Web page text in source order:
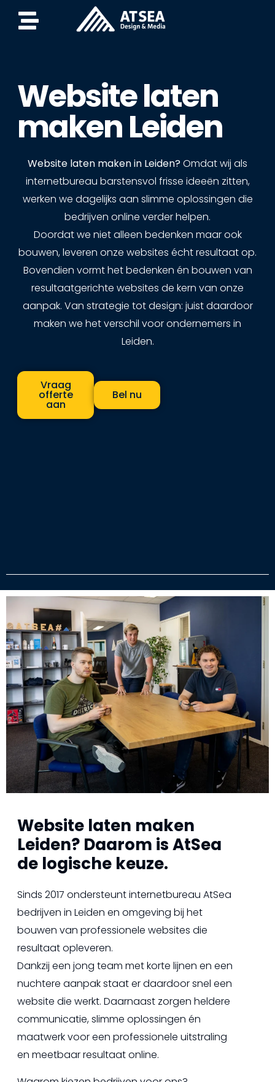
Website laten
maken Leiden
Website laten maken in Leiden?Omdat wij als
internetbureau barstensvol frisse ideeën zitten,
werken we dagelijks aan slimme oplossingen die
bedrijven online verder helpen.
Doordat we niet alleen bedenken maar ook
bouwen, leveren onze websites écht resultaat op.
Bovendien vormt het bedenken én bouwen van
resultaatgerichte websites de kern van onze
aanpak. Van strategie tot design: juist daardoor
maken we het verschil voor ondernemers in
Leiden.
Vraag
offerte
aan
Bel nu
Website laten maken
Leiden? Daarom is AtSea
de logische keuze.
Sinds 2017 ondersteunt internetbureau AtSea
bedrijven in Leiden en omgeving bij het
bouwen van professionele websites die
resultaat opleveren.
Dankzij een jong team met korte lijnen en een
nuchtere aanpak staat er daardoor snel een
website die werkt. Daarnaast zorgen heldere
communicatie, slimme oplossingen én
maatwerk voor een professionele uitstraling
en meetbaar resultaat online.